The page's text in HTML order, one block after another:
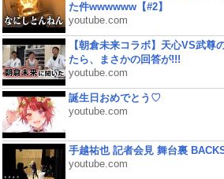
た件wwwwww【#2】
youtube.com
【朝倉未来コラボ】天心VS武尊
たら、まさかの回答が!!!
youtube.com
誕生日おめでとう♡
youtube.com
手越祐也 記者会見 舞台裏
youtube.com